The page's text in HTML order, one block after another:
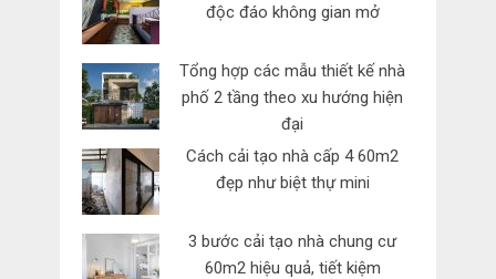
độc đáo không gian mở
Tổng hợp các mẫu thiết kế nhà
phố 2 tầng theo xu hướng hiện
đại
Cách cải tạo nhà cấp 4 60m2
đẹp như biệt thự mini
3 bước cải tạo nhà chung cư
60m2 hiệu quả, tiết kiệm